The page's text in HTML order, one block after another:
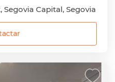
Capital, Segovia